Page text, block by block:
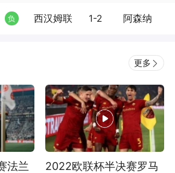
负 西汉姆联 1-2 阿森纳
更多
法兰
2022欧联杯半决赛罗马